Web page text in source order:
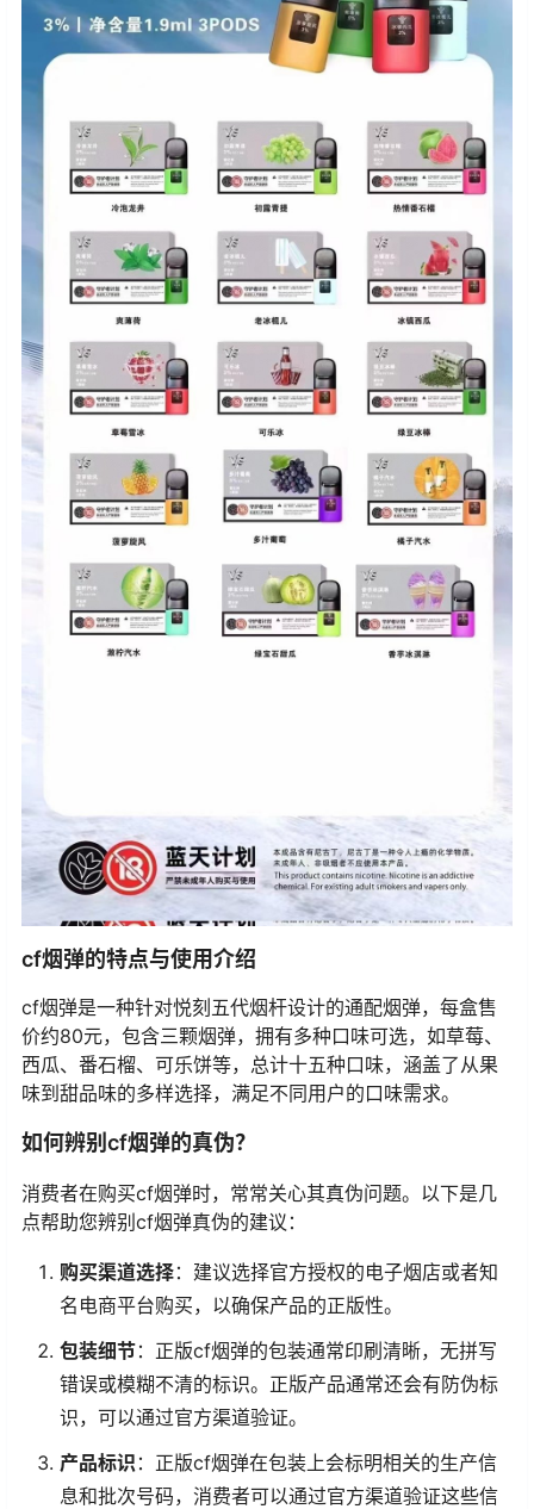
cf烟弹的特点与使用介绍
cf烟弹是一种针对悦刻五代烟杆设计的通配烟弹，每盒售
价约80元，包含三颗烟弹，拥有多种口味可选，如草莓、
西瓜、番石榴、可乐饼等，总计十五种口味，涵盖了从果
味到甜品味的多样选择，满足不同用户的口味需求。
如何辨别cf烟弹的真伪？
消费者在购买cf烟弹时，常常关心其真伪问题。以下是几
点帮助您辨别cf烟弹真伪的建议：
购买渠道选择：建议选择官方授权的电子烟店或者知
名电商平台购买，以确保产品的正版性。
包装细节：正版cf烟弹的包装通常印刷清晰，无拼写
错误或模糊不清的标识。正版产品通常还会有防伪标
识，可以通过官方渠道验证。
产品标识 ：正版cf烟弹在包装上会标明相关的生产信
息和批次号码，消费者可以通过官方渠道验证这些信